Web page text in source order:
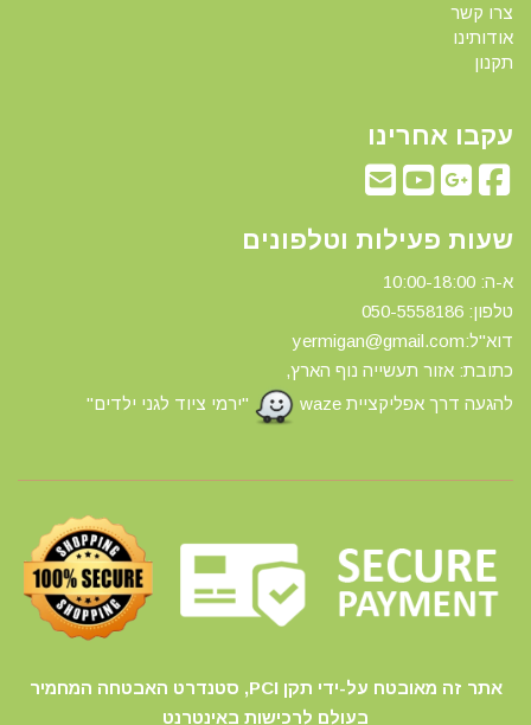
צרו קשר
אודותינו
תקנון
עקבו אחרינו
שעות פעילות וטלפונים
א-ה: 10:00-18:00
טלפון: 0 50-5558186
דוא"ל:yermigan@gmail.com
כתובת: אזור תעשייה נוף הארץ,
להגעה דרך אפליקציית waze
"ירמי ציוד לגני ילדים"
אתר זה מאובטח על-ידי תקן PCI, סטנדרט האבטחה המחמיר
בעולם לרכישות באינטרנט